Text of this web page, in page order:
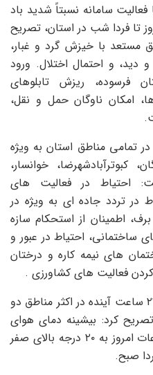
سامانه نسبتاً شدید باد
تا فردا شب در استان، تصریح
مستعد با خیزش گرد و غبار،
و احتمال اختلال. ورود
فرسوده، ریزش تابلوهای
امکان ناوگان حمل و نقل،
در تمامی مناطق استان به ویژه
کبوترآبادشهرضا، خوانسار،
احتیاط در فعالیت های
در تردد جاده ای به ویژه در
اطمینان از استحکام سازه
ساختمانی، احتیاط در عبور و
های نیمه کاره و درختان
فعالیت های کشاورزی .
وی با بیان اینکه دمای هوا طی ۲۴ ساعت آینده در اکثر مناطق دو
کرد: بیشینه دمای هوای
کلانشهر اصفهان در گرم ترین ساعات امروز به ۲۰ درجه بالای صفر